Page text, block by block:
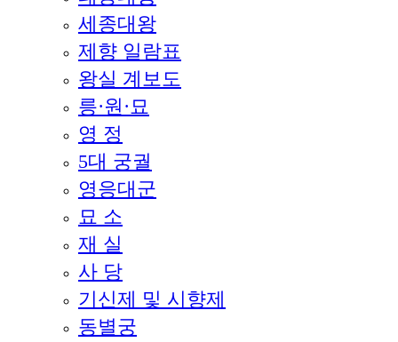
세종대왕
제향 일람표
왕실 계보도
릉·원·묘
영 정
5대 궁궐
영응대군
묘 소
재 실
사 당
기신제 및 시향제
동별궁